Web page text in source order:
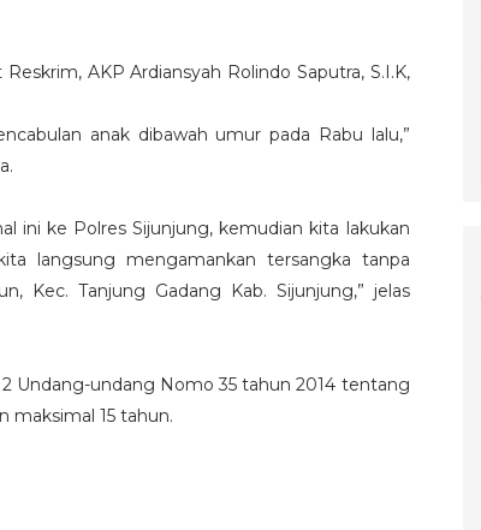
AKP Ardiansyah Rolindo Saputra, S.I.K,
anak dibawah umur pada Rabu lalu,”
ini ke Polres Sijunjung, kemudian kita lakukan
langsung mengamankan tersangka tanpa
Kec. Tanjung Gadang Kab. Sijunjung,” jelas
2 Undang-undang Nomo 35 tahun 2014 tentang
maksimal 15 tahun.